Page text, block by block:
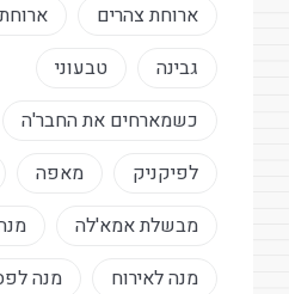
ארוחת צהרים
גבינה
טבעוני
כשמארחים את החבר'ה
לפיקניק
מאפה
מבשלת אמא'לה
מנה לאירוח
מנה